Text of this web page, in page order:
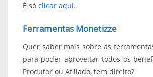
É só clicar aqui.
Ferramentas Monetizze
Quer saber mais sobre as
para poder aproveitar todos os
Produtor ou Afiliado, tem direito?